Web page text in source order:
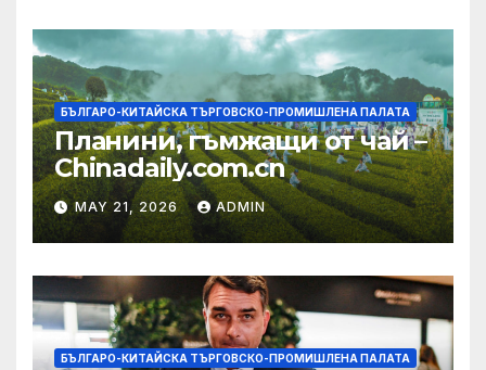
БЪЛГАРО-КИТАЙСКА ТЪРГОВСКО-ПРОМИШЛЕНА ПАЛАТА
Планини, гъмжащи от чай –
Chinadaily.com.cn
MAY 21, 2026 ADMIN
БЪЛГАРО-КИТАЙСКА ТЪРГОВСКО-ПРОМИШЛЕНА ПАЛАТА